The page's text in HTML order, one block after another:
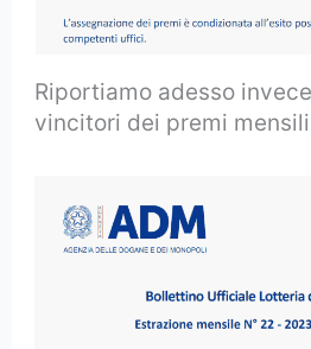
Riportiamo adesso
vincitori dei premi